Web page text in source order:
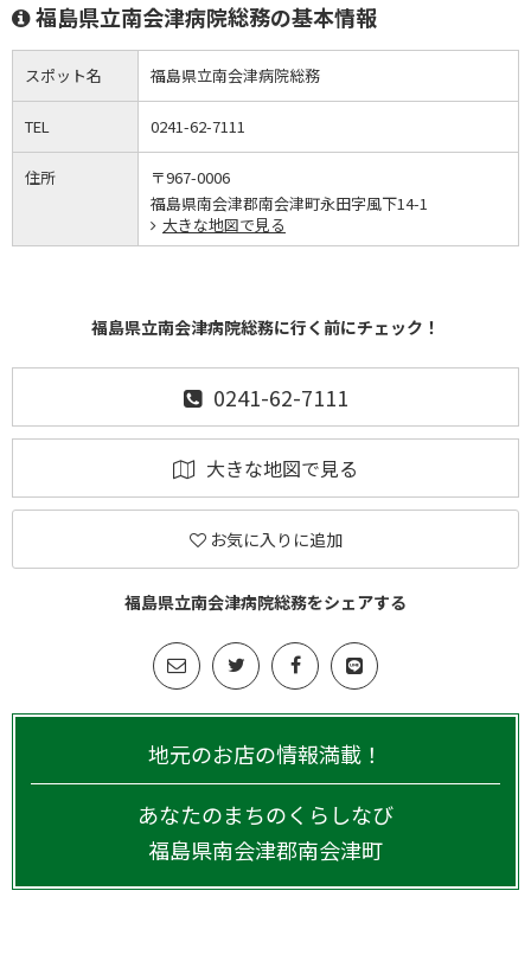
福島県立南会津病院総務の基本情報
スポット名 福島県立南会津病院総務
TEL 0241-62-7111
住所
〒967-0006
福島県南会津郡南会津町永田字風下14-1
大きな地図で見る
福島県立南会津病院総務に行く前にチェック！
0241-62-7111
大きな地図で見る
お気に入りに追加
福島県立南会津病院総務をシェアする
地元のお店の情報満載！
あなたのまちのくらしなび
福島県南会津郡南会津町